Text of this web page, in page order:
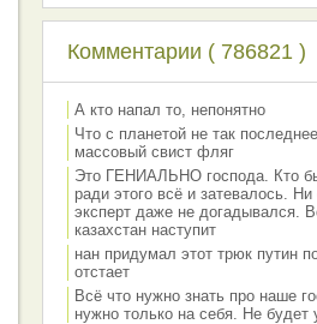
Комментарии ( 786821 )
А кто напал то, непонятно
Что с планетой не так
массовый свист фляг
Это ГЕНИАЛЬНО господа. Кто
ради этого всё и затевалось.
эксперт даже не догадывался.
казахстан наступит
нан придумал этот трюк путин
отстает
Всё что нужно знать про наше
нужно только на себя. Не будет